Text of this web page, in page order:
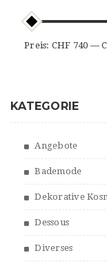
Preis: CHF 740 —
KATEGORIE
Angebote
Bademode
Dekorative
Dessous
Diverses